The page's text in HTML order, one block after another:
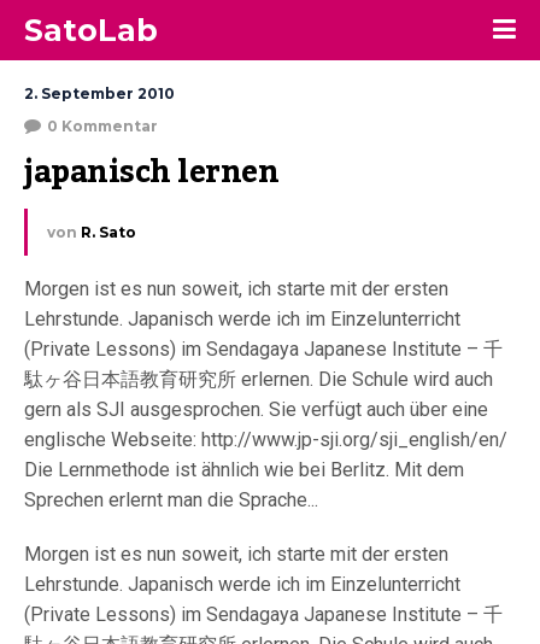
SatoLab
2. September 2010
0 Kommentar
japanisch lernen
von R. Sato
Morgen ist es nun soweit, ich starte mit der ersten
Lehrstunde. Japanisch werde ich im Einzelunterricht
(Private Lessons) im Sendagaya Japanese Institute – 千
駄ヶ谷日本語教育研究所 erlernen. Die Schule wird auch
gern als SJI ausgesprochen. Sie verfügt auch über eine
englische Webseite: http://www.jp-sji.org/sji_english/en/
Die Lernmethode ist ähnlich wie bei Berlitz. Mit dem
Sprechen erlernt man die Sprache...
Morgen ist es nun soweit, ich starte mit der ersten
Lehrstunde. Japanisch werde ich im Einzelunterricht
(Private Lessons) im Sendagaya Japanese Institute – 千